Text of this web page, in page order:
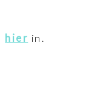
hier in.